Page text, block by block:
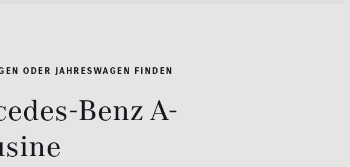
ODER JAHRESWAGEN FINDEN
Benz A-